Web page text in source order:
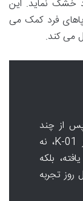
خشک نماید. این
فرد کمک می
می کند.
پس از چند
هفته استفاده منظم از کفی طبی تینور K-01، نه
بلکه
تجربه